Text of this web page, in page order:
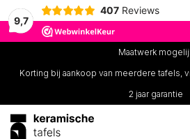
9,7
407 Reviews
Maatwerk
Korting bij aankoop van meerdere tafels,
2 jaar garantie